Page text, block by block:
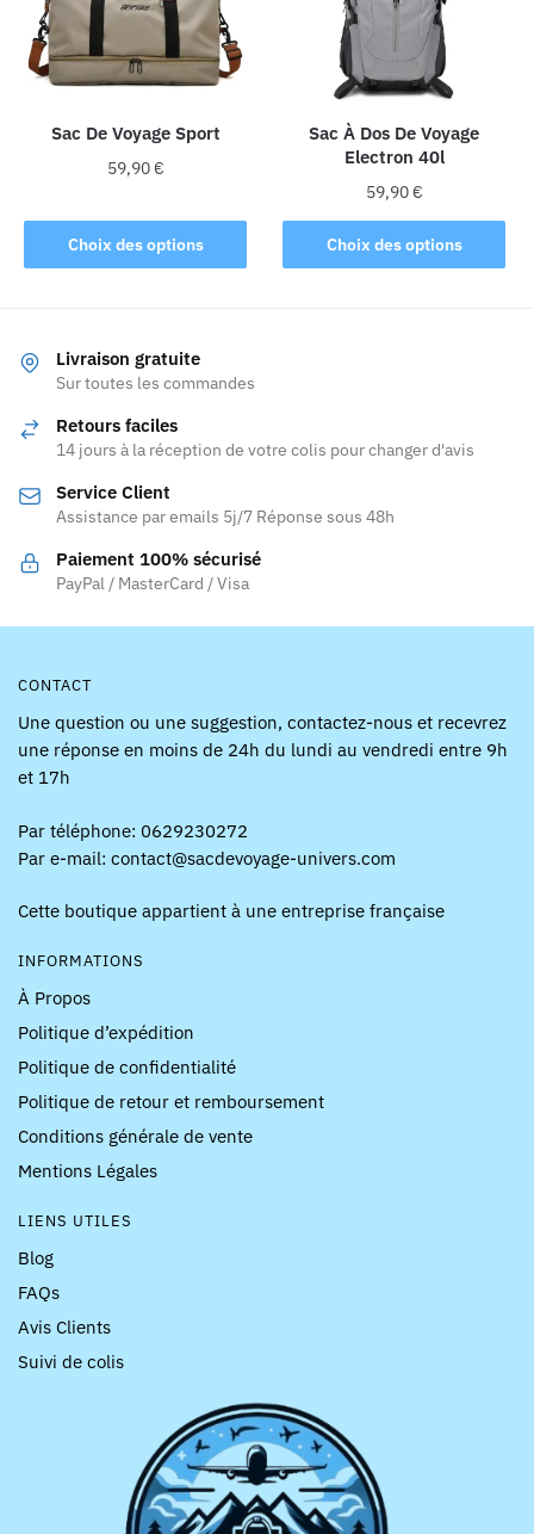
peuvent
être
choisies
la
page
produit
Sac De Voyage Sport
59,90€
Choix des options
produit
a
Les
options
peuvent
être
sur
la
page
du
Sac À Dos De Voyage
Electron 40l
59,90€
Choix des options
Ce
produit
être
sur
Livraison gratuite
Sur toutes les commandes
Retours faciles
14 jours à la réception de votre colis pour changer d'avis
Service Client
Assistance par emails 5j/7 Réponse sous 48h
Paiement 100% sécurisé
PayPal / MasterCard / Visa
CONTACT
Une question ou une suggestion, contactez-nous et recevrez
une réponse en moins de 24h du lundi au vendredi entre 9h
et 17h
Par téléphone: 0629230272
Par e-mail: contact@sacdevoyage-univers.com
Cette boutique appartient à une entreprise française
INFORMATIONS
À Propos
Politique d’expédition
Politique de confidentialité
Politique de retour et remboursement
Conditions générale de vente
Mentions Légales
LIENS UTILES
Blog
FAQs
Avis Clients
Suivi de colis